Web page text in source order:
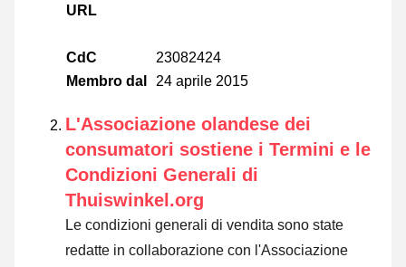
URL
CdC
23082424
Membro dal
24 aprile 2015
L'Associazione olandese dei
consumatori sostiene i Termini e le
Condizioni Generali di
Thuiswinkel.org
Le condizioni generali di vendita sono state
redatte in collaborazione con l'Associazione